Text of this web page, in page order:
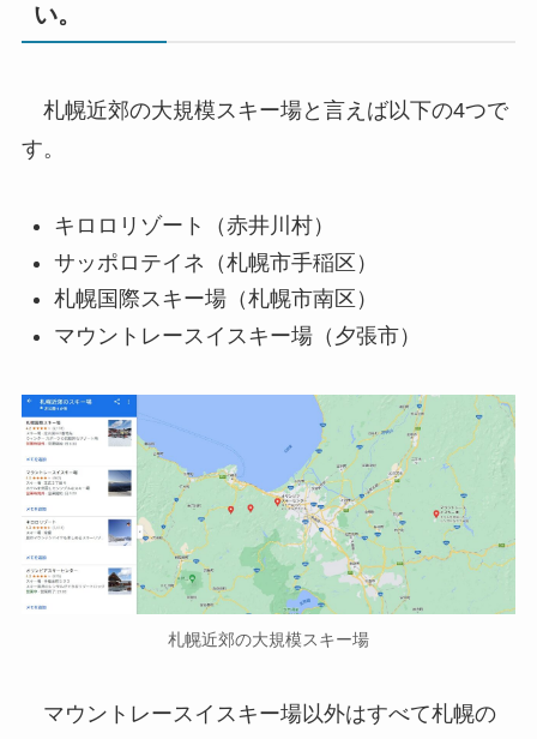
い。
札幌近郊の大規模スキー場と言えば以下の4つで
す。
キロロリゾート（赤井川村）
サッポロテイネ（札幌市手稲区）
札幌国際スキー場（札幌市南区）
マウントレースイスキー場（夕張市）
札幌近郊の大規模スキー場
マウントレースイスキー場以外はすべて札幌の